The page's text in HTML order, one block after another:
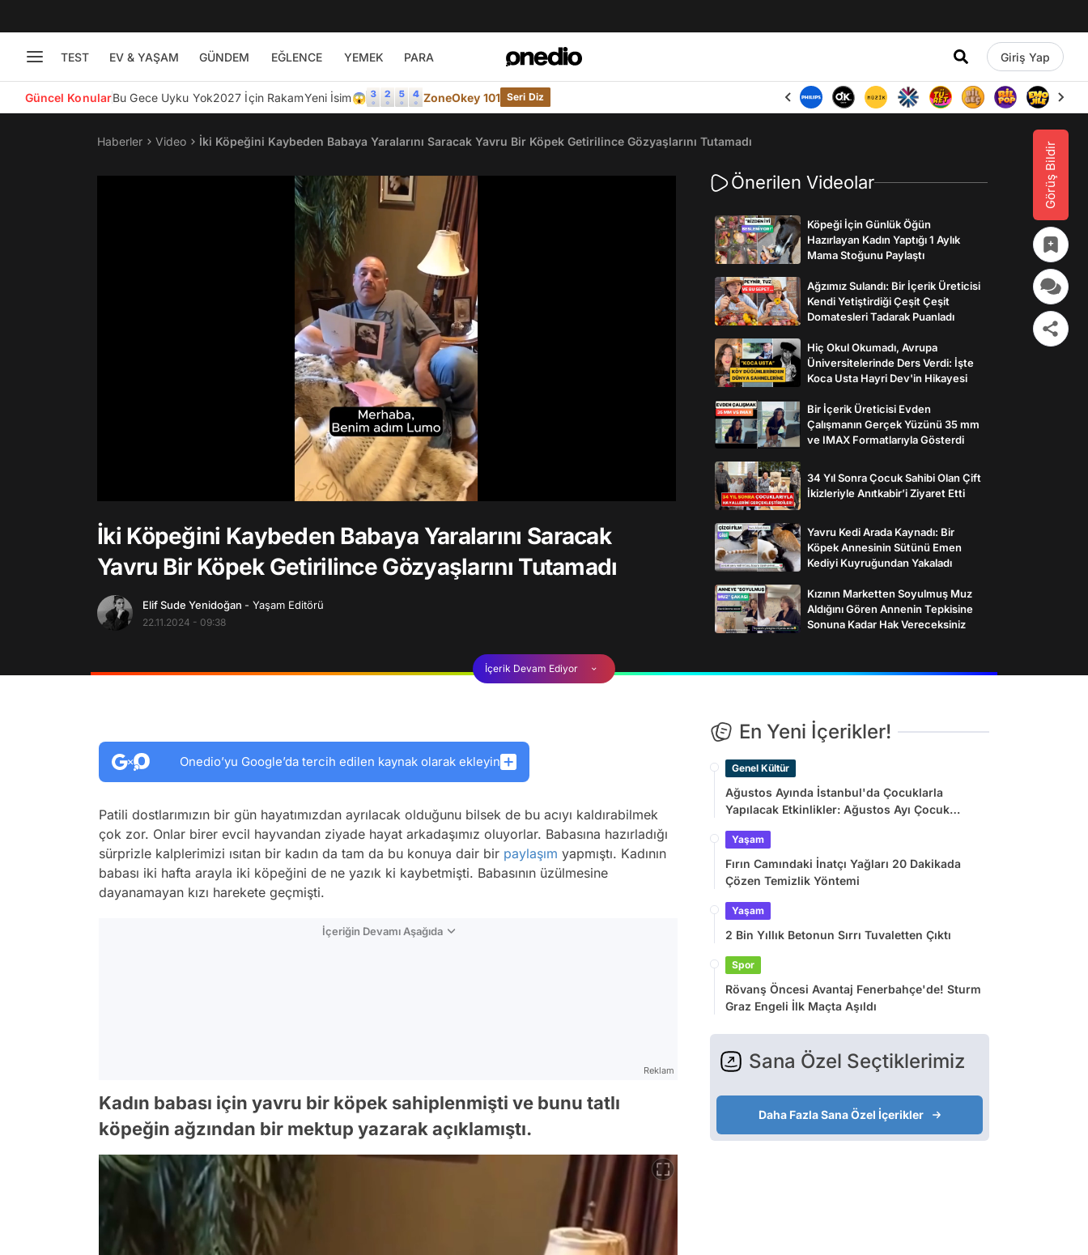
TEST EV & YAŞAM GÜNDEM EĞLENCE YEMEK PARA Giriş Yap
Güncel KonularBu Gece Uyku Yok2027 İçin RakamYeni İsim😱 ZoneOkey 101 Seri Diz
Görüş Bildir
Haberler Video İki Köpeğini Kaybeden Babaya Yaralarını Saracak Yavru Bir Köpek Getirilince Gözyaşlarını Tutamadı
İki Köpeğini Kaybeden Babaya Yaralarını Saracak
Yavru Bir Köpek Getirilince Gözyaşlarını Tutamadı
Elif Sude Yenidoğan - Yaşam Editörü
22.11.2024 - 09:38
Önerilen Videolar
Köpeği İçin Günlük Öğün
Hazırlayan Kadın Yaptığı 1 Aylık
Mama Stoğunu Paylaştı
Ağzımız Sulandı: Bir İçerik Üreticisi
Kendi Yetiştirdiği Çeşit Çeşit
Domatesleri Tadarak Puanladı
Hiç Okul Okumadı, Avrupa
Üniversitelerinde Ders Verdi: İşte
Koca Usta Hayri Dev'in Hikayesi
Bir İçerik Üreticisi Evden
Çalışmanın Gerçek Yüzünü 35 mm
ve IMAX Formatlarıyla Gösterdi
34 Yıl Sonra Çocuk Sahibi Olan Çift
İkizleriyle Anıtkabir’i Ziyaret Etti
Yavru Kedi Arada Kaynadı: Bir
Köpek Annesinin Sütünü Emen
Kediyi Kuyruğundan Yakaladı
Kızının Marketten Soyulmuş Muz
Aldığını Gören Annenin Tepkisine
Sonuna Kadar Hak Vereceksiniz
İçerik Devam Ediyor
Onedio’yu Google’da tercih edilen kaynak olarak ekleyin
Patili dostlarımızın bir gün hayatımızdan ayrılacak olduğunu bilsek de bu acıyı kaldırabilmek
çok zor. Onlar birer evcil hayvandan ziyade hayat arkadaşımız oluyorlar. Babasına hazırladığı
sürprizle kalplerimizi ısıtan bir kadın da tam da bu konuya dair bir paylaşım yapmıştı. Kadının
babası iki hafta arayla iki köpeğini de ne yazık ki kaybetmişti. Babasının üzülmesine
dayanamayan kızı harekete geçmişti.
İçeriğin Devamı Aşağıda
Reklam
Kadın babası için yavru bir köpek sahiplenmişti ve bunu tatlı
köpeğin ağzından bir mektup yazarak açıklamıştı.
En Yeni İçerikler!
Genel Kültür
Ağustos Ayında İstanbul'da Çocuklarla
Yapılacak Etkinlikler: Ağustos Ayı Çocuk
Yaşam
Fırın Camındaki İnatçı Yağları 20 Dakikada
Çözen Temizlik Yöntemi
Yaşam
2 Bin Yıllık Betonun Sırrı Tuvaletten Çıktı
Spor
Rövanş Öncesi Avantaj Fenerbahçe'de! Sturm
Graz Engeli İlk Maçta Aşıldı
Sana Özel Seçtiklerimiz
Daha Fazla Sana Özel İçerikler